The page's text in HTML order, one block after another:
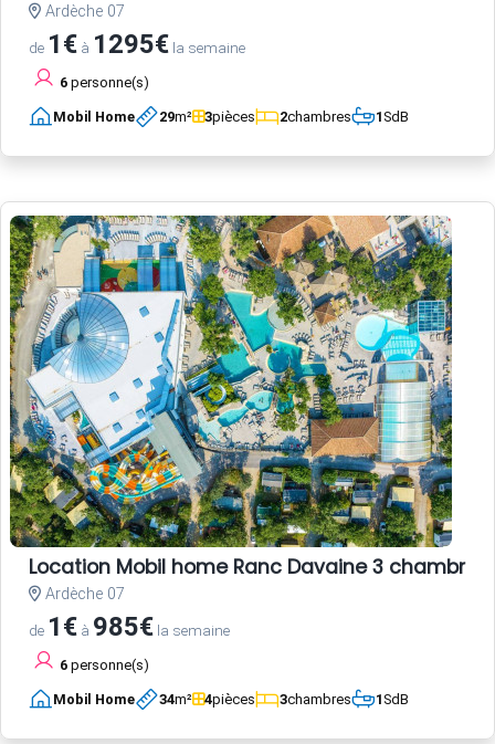
Ardèche 07
de 1€ à 1295€ la semaine
6 personne(s)
Mobil Home 29m² 3pièces 2chambres 1SdB
Location Mobil home Ranc Davaine 3 chambres
Ardèche 07
de 1€ à 985€ la semaine
6 personne(s)
Mobil Home 34m² 4pièces 3chambres 1SdB